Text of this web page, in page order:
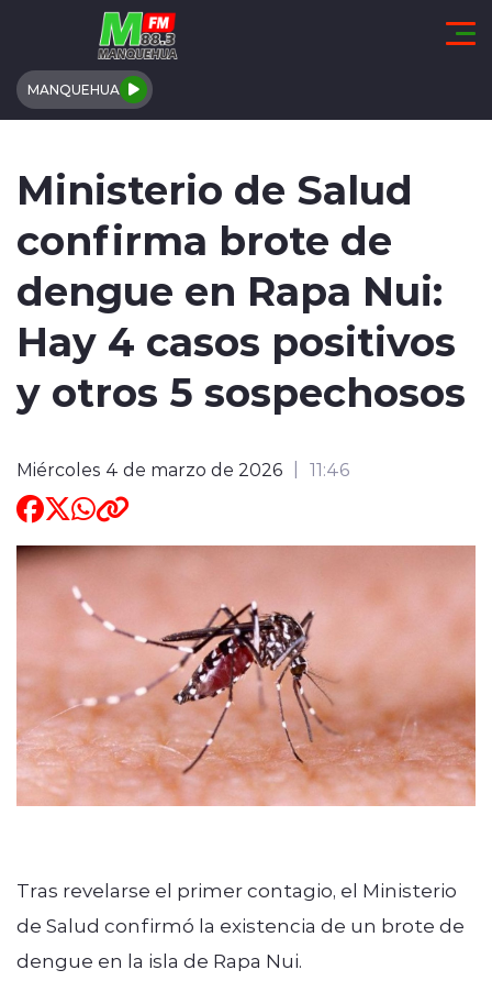
Click acá para ir directamente al contenido
MANQUEHUA
ACTUALIDAD
TENDENCIAS
INTERNACIONAL
modo claro
Ministerio de Salud
confirma brote de
dengue en Rapa Nui:
Hay 4 casos positivos
y otros 5 sospechosos
Miércoles 4 de marzo de 2026 11:46
Tras revelarse el primer contagio, el Ministerio
de Salud confirmó la existencia de un brote de
dengue en la isla de Rapa Nui.